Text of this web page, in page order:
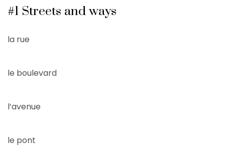
#1 Streets and ways
la rue
le boulevard
l’avenue
le pont